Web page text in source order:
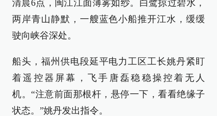
清晨6点，闽江江面薄雾如纱。白鹭掠过碧水，
两岸青山静默，一艘蓝色小船推开江水，缓缓
驶向峡谷深处。
船头，福州供电段延平电力工区工长姚丹紧盯
着遥控器屏幕，飞手唐磊稳稳操控着无人
机。“注意前面那根杆，悬停一下，看看绝缘子
状态。”姚丹发出指令。